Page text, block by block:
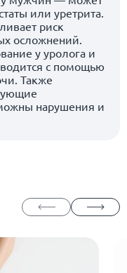
или уретрита.
риск
осложнений.
у уролога и
с помощью
Также
нарушения и